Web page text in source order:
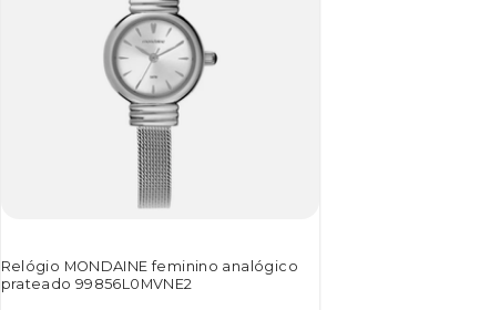
Relógio MONDAINE feminino analógico
prateado 99856L0MVNE2